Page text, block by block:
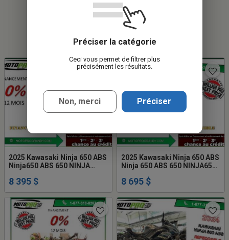
2025 Kawasaki Ninja 650 ABS
Ninja650 ABS 650 NINJA
8 395 $
2025 Kawasaki Ninja 650 ABS
Ninja 650 ABS 650 NINJA650
8 695 $
Préciser la catégorie
Ceci vous permet de filtrer plus
précisément les résultats.
Non, merci Préciser